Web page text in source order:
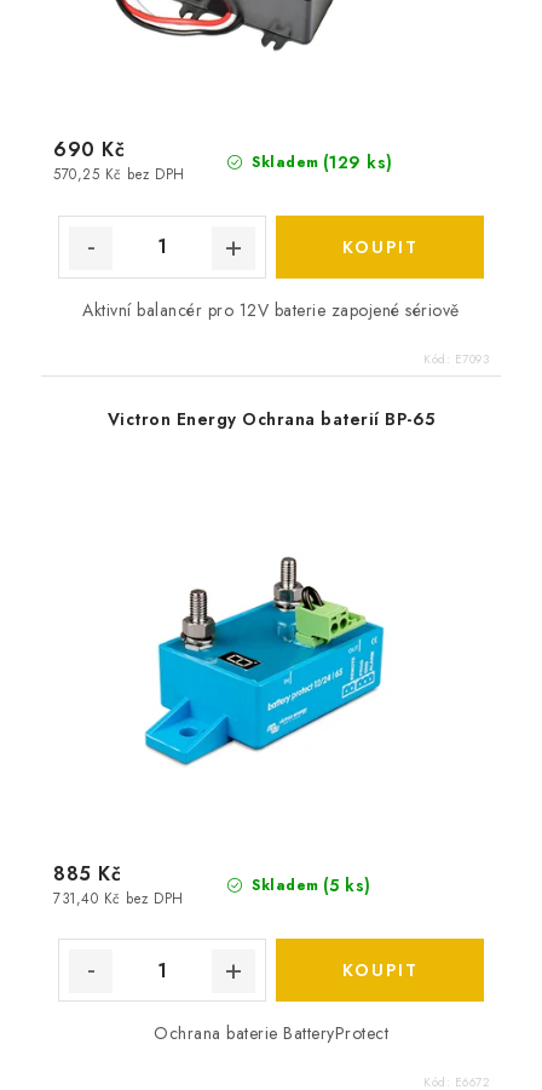
Skladem (129 ks)
570,25 Kč bez DPH
690 Kč
Aktivní balancér pro 12V baterie zapojené sériově
Kód: E7093
Victron Energy Ochrana baterií BP-65
Skladem (5 ks)
731,40 Kč bez DPH
885 Kč
Ochrana baterie BatteryProtect
Kód: E6672